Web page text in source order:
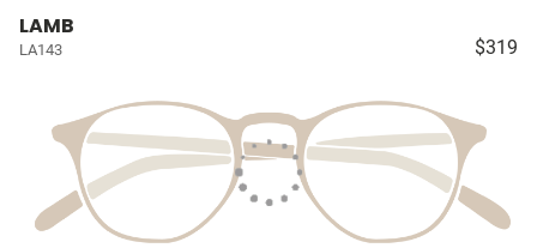
LAMB
LA143 $319